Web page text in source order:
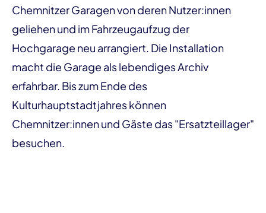
Chemnitzer Garagen von deren Nutzer:innen
geliehen und im Fahrzeugaufzug der
Hochgarage neu arrangiert. Die Installation
macht die Garage als lebendiges Archiv
erfahrbar. Bis zum Ende des
Kulturhauptstadtjahres können
Chemnitzer:innen und Gäste das "Ersatzteillager"
besuchen.